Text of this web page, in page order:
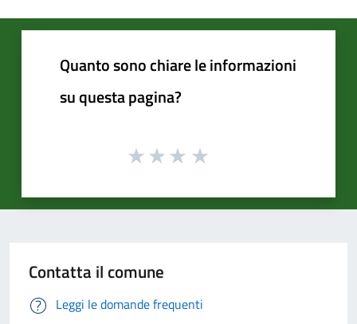
Quanto sono chiare le informazioni
su questa pagina?
Contatta il comune
Leggi le domande frequenti